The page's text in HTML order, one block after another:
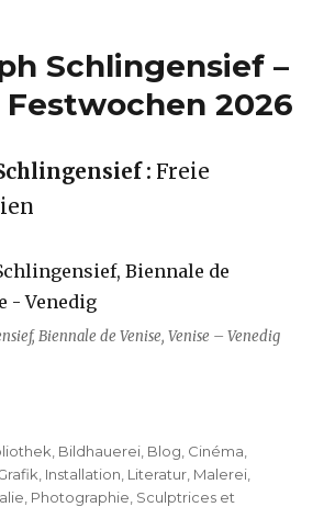
Schlingensief –
2026
: Freie
Biennale de Venise, Venise – Venedig
– Wiener Festwochen
Bildhauerei Blog Cinéma
Installation Literatur Malerei
Photographie Sculptrices et